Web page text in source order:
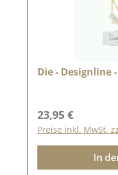
Die - Designline
Regulärer Preis:
23,95 €
Preise inkl. MwSt.
In